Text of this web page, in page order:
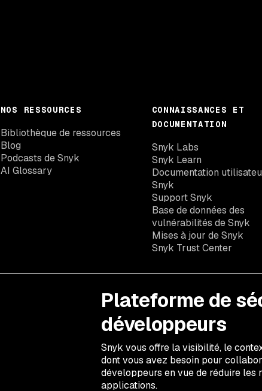
NOS RESSOURCES
Bibliothèque de ressources
Blog
Podcasts de Snyk
AI Glossary
CONNAISSANCES ET
DOCUMENTATION
Snyk Labs
Snyk Learn
Documentation
Snyk
Support Snyk
Base de données des
vulnérabilités de Snyk
Mises à jour de Snyk
Snyk Trust Center
Plateforme de
développeurs
Snyk vous offre la visibilité, le
dont vous avez besoin pour
développeurs en vue de réduire les
applications.